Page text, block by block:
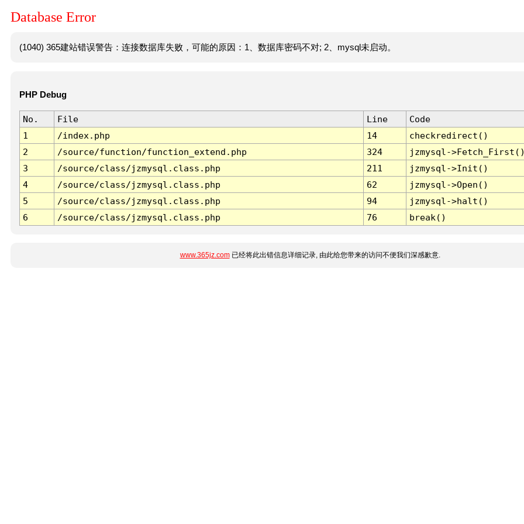
Database Error
(1040) 365建站错误警告：连接数据库失败，可能的原因：1、数据库密码不对; 2、mysql未启动。
PHP Debug
No. File Line
Code
1
/index.php 14
checkredirect()
2
/source/function/function_extend.php 324
jzmysql-
3
/source/class/jzmysql.class.php 211
jzmysql->Init()
4
/source/class/jzmysql.class.php 62
jzmysql->Open()
5
/source/class/jzmysql.class.php 94
jzmysql->halt()
6
/source/class/jzmysql.class.php 76 break()
www.365jz.com已经将此出错信息详细记录, 由此给您带来的访问不便我们深感歉意.